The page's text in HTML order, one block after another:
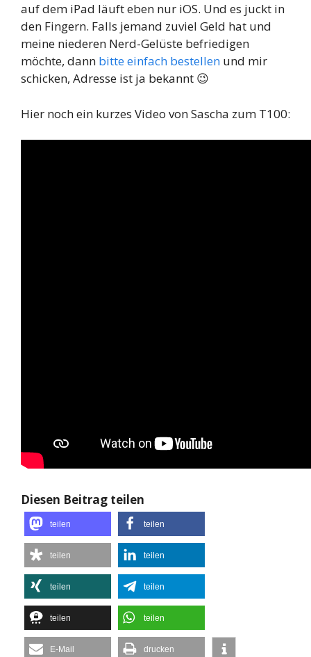
auf dem iPad läuft eben nur iOS. Und es juckt in
den Fingern. Falls jemand zuviel Geld hat und
meine niederen Nerd-Gelüste befriedigen
möchte, dann bitte einfach bestellen und mir
schicken, Adresse ist ja bekannt 😉
Hier noch ein kurzes Video von Sascha zum T100:
Diesen Beitrag teilen
teilen teilen
teilen teilen
teilen teilen
teilen teilen
E-Mail drucken